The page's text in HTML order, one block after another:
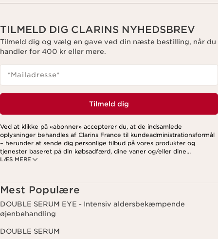
TILMELD DIG CLARINS NYHEDSBREV
Tilmeld dig og vælg en gave ved din næste bestilling, når du
handler for 400 kr eller mere.
*Mailadresse*
Tilmeld dig
LÆS MERE
Ved at klikke på «abonner» accepterer du, at de indsamlede
oplysninger behandles af Clarins France til kundeadministrationsformål
– herunder at sende dig personlige tilbud på vores produkter og
tjenester baseret på din købsadfærd, dine vaner og/eller dine
interesser. Dette kan også omfatte visning på sociale medier og
nyhedsbrev. For mere information om, hvordan vi håndterer dine data
og dine rettigheder, se venligst vores
Mest Populære
DOUBLE SERUM EYE - Intensiv aldersbekæmpende
øjenbehandling
DOUBLE SERUM